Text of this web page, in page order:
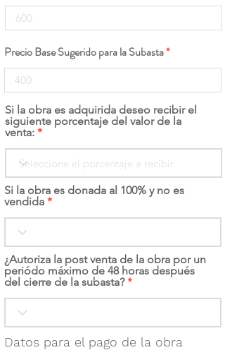
Precio Base Sugerido para la Subasta
Si la obra es adquirida deseo recibir el
siguiente porcentaje del valor de la
venta:
Si la obra es donada al 100% y no es
vendida
¿Autoriza la post venta de la obra por un
periódo máximo de 48 horas después
del cierre de la subasta?
Datos para el pago de la obra